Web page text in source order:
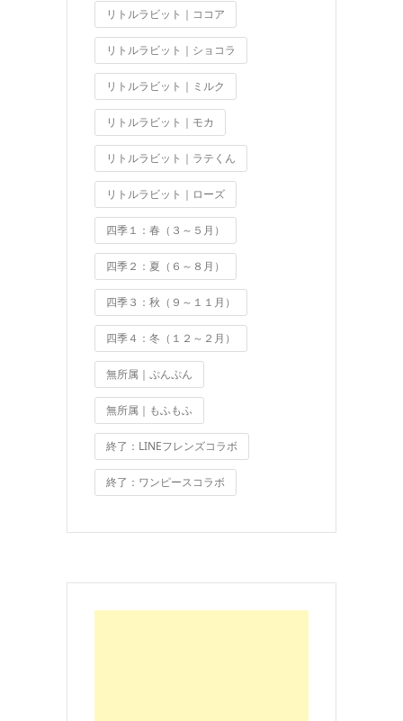
リトルラビット｜ココア
リトルラビット｜ショコラ
リトルラビット｜ミルク
リトルラビット｜モカ
リトルラビット｜ラテくん
リトルラビット｜ローズ
四季１：春（３～５月）
四季２：夏（６～８月）
四季３：秋（９～１１月）
四季４：冬（１２～２月）
無所属｜ぷんぷん
無所属｜もふもふ
終了：LINEフレンズコラボ
終了：ワンピースコラボ